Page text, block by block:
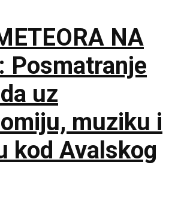
NA
Posmatranje
uz
muziku i
kod Avalskog